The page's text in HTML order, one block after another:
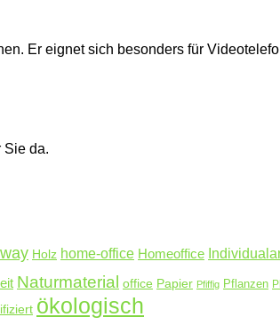
Er eignet sich besonders für
Sie da.
Holz home-office Homeoffice
Naturmaterial office Papier Pfiffig Pflanzen
ökologisch